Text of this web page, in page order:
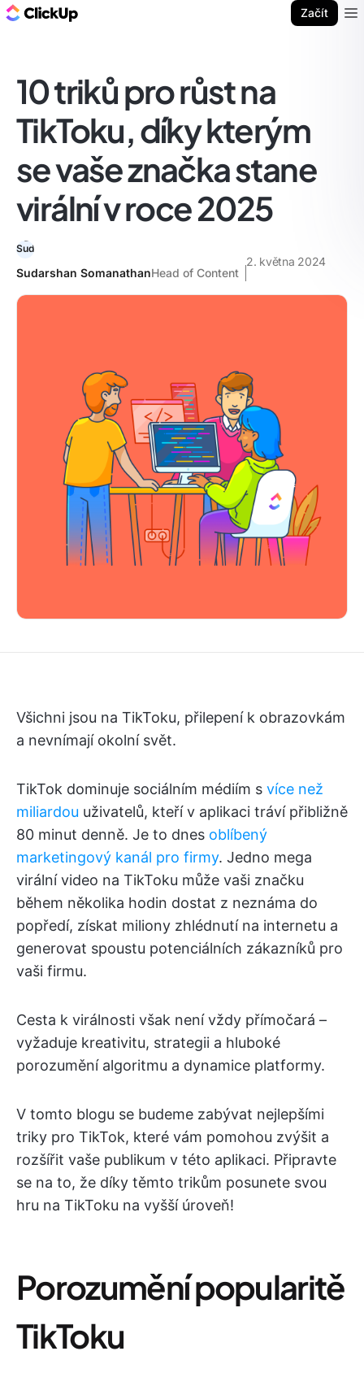
Začít
10 triků pro růst na
TikToku, díky kterým
se vaše značka stane
virální v roce 2025
Sudarshan SomanathanHead of Content
2. května 2024
Všichni jsou na TikToku, přilepení k obrazovkám
a nevnímají okolní svět.
TikTok dominuje sociálním médiím s více než
miliardou uživatelů, kteří v aplikaci tráví přibližně
80 minut denně. Je to dnes oblíbený
marketingový kanál pro firmy. Jedno mega
virální video na TikToku může vaši značku
během několika hodin dostat z neznáma do
popředí, získat miliony zhlédnutí na internetu a
generovat spoustu potenciálních zákazníků pro
vaši firmu.
Cesta k virálnosti však není vždy přímočará –
vyžaduje kreativitu, strategii a hluboké
porozumění algoritmu a dynamice platformy.
V tomto blogu se budeme zabývat nejlepšími
triky pro TikTok, které vám pomohou zvýšit a
rozšířit vaše publikum v této aplikaci. Připravte
se na to, že díky těmto trikům posunete svou
hru na TikToku na vyšší úroveň!
Porozumění popularitě
TikToku